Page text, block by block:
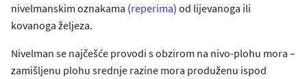
nivelmanskim oznakama (reperima) od lijevanoga ili
kovanoga željeza.
Nivelman se najčešće provodi s obzirom na nivo-plohu mora –
zamišljenu plohu srednje razine mora produženu ispod